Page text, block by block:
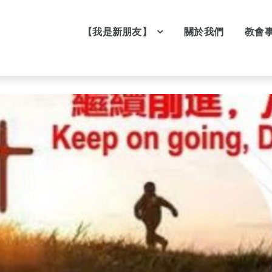
【我是新朋友】 關於我們 教會